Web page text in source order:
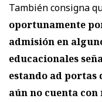
También consigna
oportunamente
admisión en
educacionales
estando ad portas
aún no cuenta